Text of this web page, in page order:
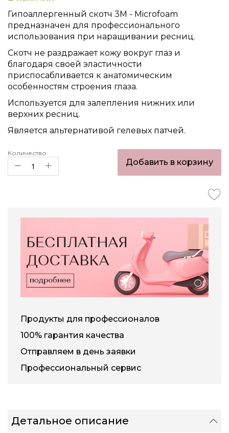
the
images
gallery
Гипоаллергенный скотч 3М - Microfoam
предназначен для профессионального
использования при наращивании ресниц.
Скотч не раздражает кожу вокруг глаз и
благодаря своей эластичности
приспосабливается к анатомическим
особенностям строения глаза.
Используется для залепления нижних или
верхних ресниц.
Является альтернативой гелевых патчей.
Количество:
Добавить в корзину
Продукты для профессионалов
100% гарантия качества
Отправляем в день заявки
Профессиональный сервис
Детальное описание